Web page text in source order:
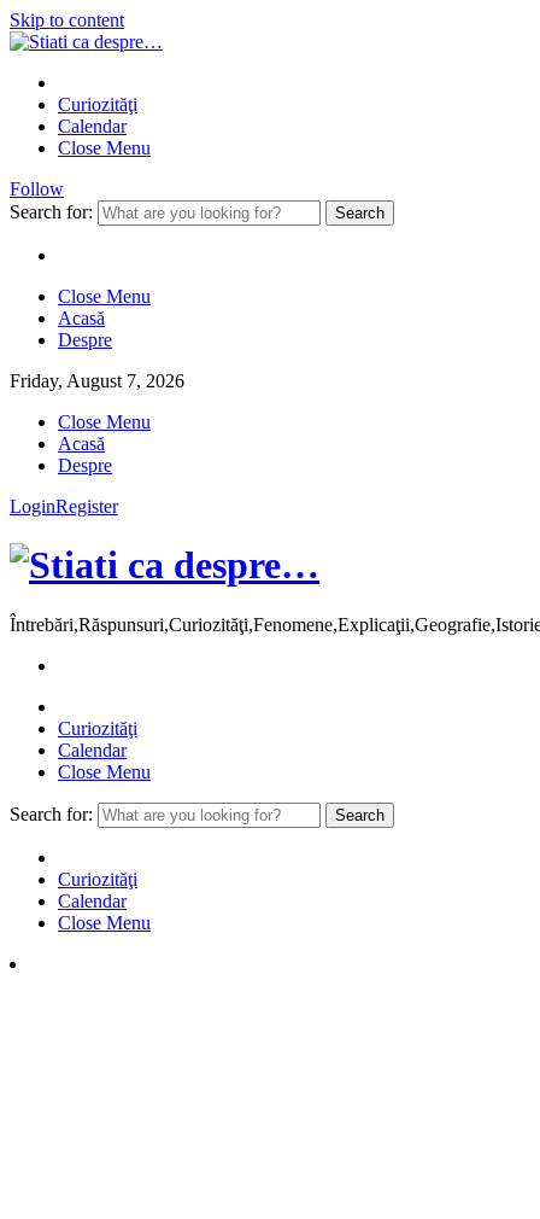
Skip to content
Curiozităţi
Calendar
Close Menu
Follow
Search for:
Close Menu
Acasă
Despre
Friday, August 7, 2026
Close Menu
Acasă
Despre
LoginRegister
Curiozităţi
Calendar
Close Menu
Search for:
Curiozităţi
Calendar
Close Menu